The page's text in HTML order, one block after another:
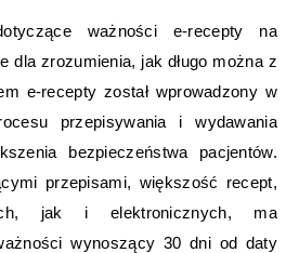
ważności e-recepty na
dla zrozumienia, jak długo można z
e-recepty został wprowadzony w
przepisywania i wydawania
bezpieczeństwa pacjentów.
przepisami, większość recept,
jak i elektronicznych, ma
wynoszący 30 dni od daty